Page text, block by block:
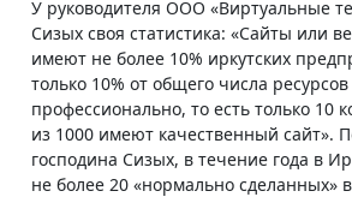
У руководителя ООО «Виртуальные
Сизых своя статистика: «Сайты или
имеют не более 10% иркутских
только 10% от общего числа
профессионально, то есть только 10
из 1000 имеют качественный сайт».
господина Сизых, в течение года в
не более 20 «нормально сделанных»